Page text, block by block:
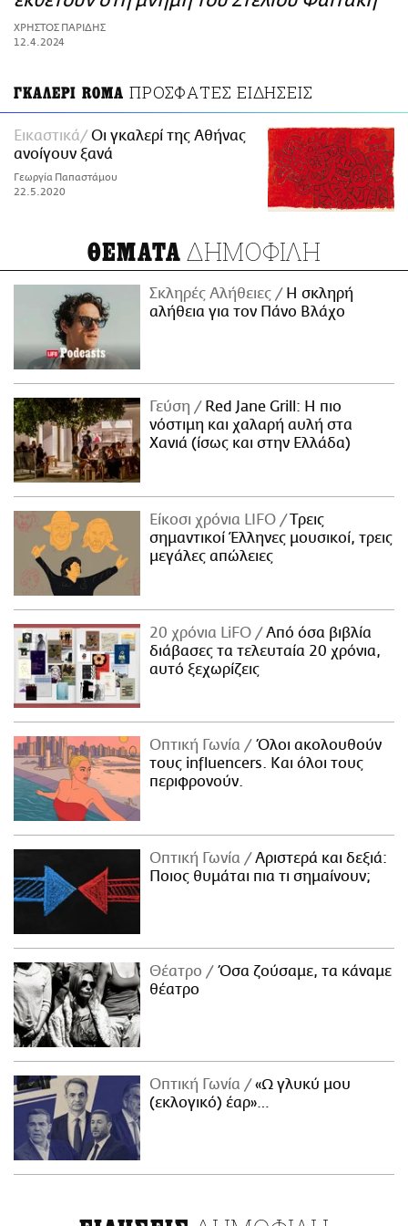
ΑΜΠΑ
PRINT
ΧΡΗΣΤΟΣ ΠΑΡΙΔΗΣ
12.4.2024
ΓΚΑΛΕΡΙ ROMA ΠΡΟΣΦΑΤΕΣ ΕΙΔΗΣΕΙΣ
Εικαστικά
Οι γκαλερί της Αθήνας
ανοίγουν ξανά
Γεωργία Παπαστάμου
22.5.2020
ΘΕΜΑΤΑ ΔΗΜΟΦΙΛΗ
Σκληρές Αλήθειες
H σκληρή
αλήθεια για τον Πάνο Βλάχο
Γεύση
Red Jane Grill: Η πιο
νόστιμη και χαλαρή αυλή στα
Χανιά (ίσως και στην Ελλάδα)
Είκοσι χρόνια LIFO
Tρεις
σημαντικοί Έλληνες μουσικοί, τρεις
μεγάλες απώλειες
20 χρόνια LiFO
Από όσα βιβλία
διάβασες τα τελευταία 20 χρόνια,
αυτό ξεχωρίζεις
Οπτική Γωνία
Όλοι ακολουθούν
τους influencers. Και όλοι τους
περιφρονούν.
Οπτική Γωνία
Αριστερά και δεξιά:
Ποιος θυμάται πια τι σημαίνουν;
Θέατρο
Όσα ζούσαμε, τα κάναμε
θέατρο
Οπτική Γωνία
«Ω γλυκύ μου
(εκλογικό) έαρ»…